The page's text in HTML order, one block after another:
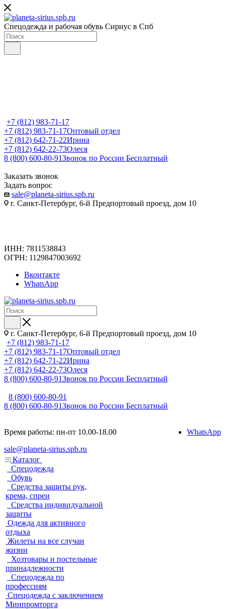
Спецодежда и рабочая обувь Сириус в Спб
+7 (812) 983-71-17
+7 (812) 983-71-17Оптовый отдел
+7 (812) 642-71-22Ирина
+7 (812) 642-22-73Олеся
8 (800) 600-80-91Звонок по России Бесплатный
Заказать звонок
Задать вопрос
sale@planeta-sirius.spb.ru
г. Санкт-Петербург, 6-й Предпортовый проезд, дом 10
ИНН: 7811538843
ОГРН: 1129847003692
Вконтакте
WhatsApp
г. Санкт-Петербург, 6-й Предпортовый проезд, дом 10
+7 (812) 983-71-17
+7 (812) 983-71-17Оптовый отдел
+7 (812) 642-71-22Ирина
+7 (812) 642-22-73Олеся
8 (800) 600-80-91Звонок по России Бесплатный
8 (800) 600-80-91
8 (800) 600-80-91Звонок по России Бесплатный
Время работы: пн-пт 10.00-18.00
sale@planeta-sirius.spb.ru
WhatsApp
Каталог
Спецодежда
Обувь
Средства защиты рук,
крема, спреи
Средства индивидуальной
защиты
Одежда для активного
отдыха
Жилеты на все случаи
жизни
Хозтовары и постельные
принадлежности
Спецодежда по
профессиям
Спецодежда с заключением
Минпромторга